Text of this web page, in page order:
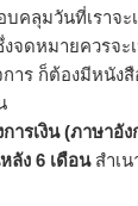
คลุมวันที่เราจ
จดหมายควรจะ
าร ก็ต้องมีหนัง
ารเงิน (ภาษาอั
ลัง 6เดือน สำเ